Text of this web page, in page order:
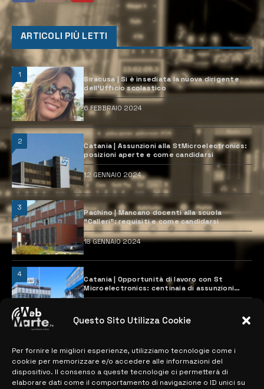
Questo Sito Utilizza Cookie
Per fornire le migliori esperienze, utilizziamo tecnologie come i
cookie per memorizzare e/o accedere alle informazioni del
dispositivo. Il consenso a queste tecnologie ci permetterà di
elaborare dati come il comportamento di navigazione o ID unici su
ARTICOLI PIÙ LETTI
1
Siracusa | Si è insediata la nuova dirigente
dell’Ufficio scolastico
6 FEBBRAIO 2024
2
Catania | Assunzioni alla StMicroelectronics:
posizioni aperte e come candidarsi
12 GENNAIO 2024
3
Pachino | Mancano docenti alla scuola
“Calleri”: requisiti e come candidarsi
18 GENNAIO 2024
4
Catania | Opportunità di lavoro con St
Microelectronics: centinaia di assunzioni
previste
MAPPA DEL SITO
> NOTIZIE